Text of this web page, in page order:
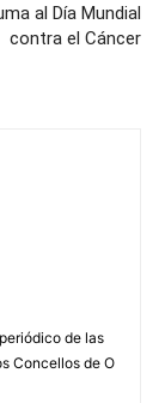
al Día Mundial
contra el Cáncer
de las
Concellos de O